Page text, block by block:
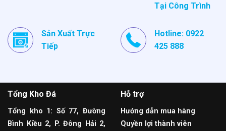
Tại Công Trình
Sản Xuất Trực
Tiếp
Hotline: 0922
425 888
Tổng Kho Đá
Tổng kho 1: Số 77, Đường
Bình Kiều 2, P. Đông Hải 2,
Hỗ trợ
Hướng dẫn mua hàng
Quyền lợi thành viên